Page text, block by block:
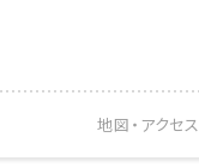
地図・ アクセス